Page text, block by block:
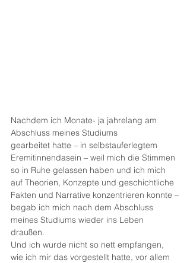
Nachdem ich Monate- ja jahrelang am
Abschluss meines Studiums
gearbeitet hatte – in selbstauferlegtem
Eremitinnendasein – weil mich die Stimmen
so in Ruhe gelassen haben und ich mich
auf Theorien, Konzepte und geschichtliche
Fakten und Narrative konzentrieren konnte –
begab ich mich nach dem Abschluss
meines Studiums wieder ins Leben
draußen.
Und ich wurde nicht so nett empfangen,
wie ich mir das vorgestellt hatte, vor allem